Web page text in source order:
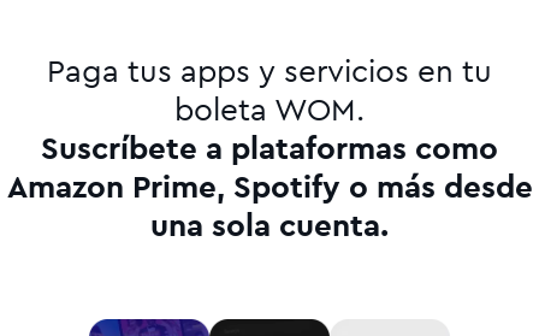
Paga tus apps y servicios en tu
boleta WOM.
Suscríbete a plataformas como
Amazon Prime, Spotify o más desde
una sola cuenta.